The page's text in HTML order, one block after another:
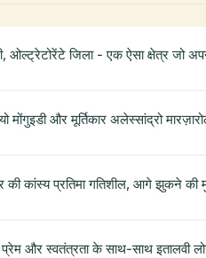
ओल्ट्रेटोरेंटे जिला - एक ऐसा क्षेत्र जो
मोंगुइडी और मूर्तिकार अलेस्सांद्रो
की कांस्य प्रतिमा गतिशील, आगे झुकने
प्रेम और स्वतंत्रता के साथ-साथ इतालवी